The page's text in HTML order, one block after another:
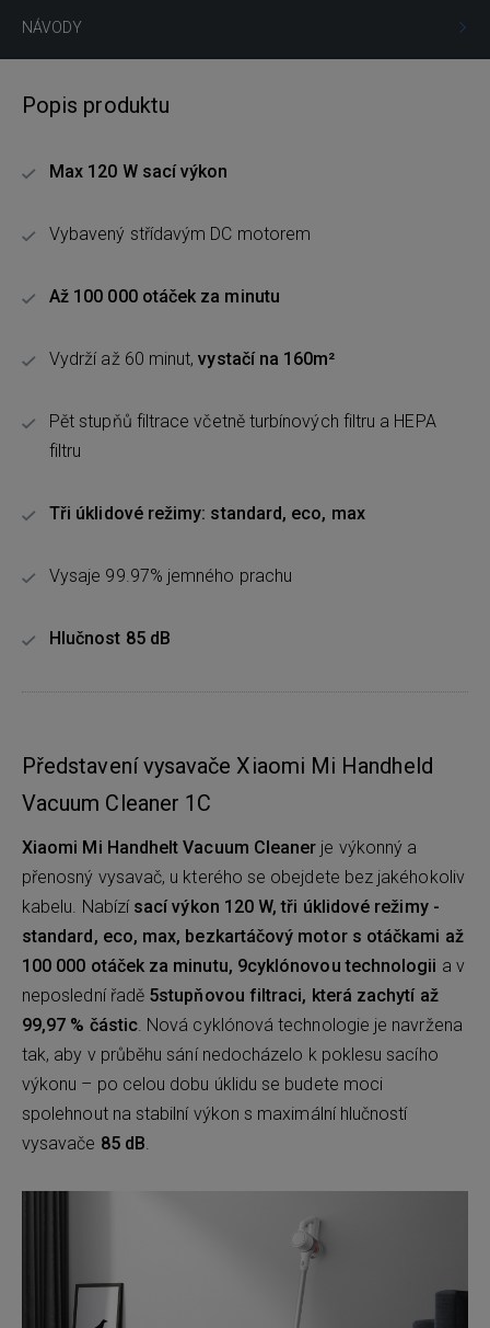
NÁVODY
Popis produktu
Max 120 W sací výkon
Vybavený střídavým DC motorem
Až 100 000 otáček za minutu
Vydrží až 60 minut,vystačí na 160m²
Pět stupňů filtrace včetně turbínových filtru a HEPA
filtru
Tři úklidové režimy: standard, eco, max
Vysaje 99.97% jemného prachu
Hlučnost 85 dB
Představení vysavače Xiaomi Mi Handheld
Vacuum Cleaner 1C
Xiaomi Mi Handhelt Vacuum Cleaner je výkonný a
přenosný vysavač, u kterého se obejdete bez jakéhokoliv
kabelu. Nabízísací výkon 120 W, tři úklidové režimy -
standard, eco, max, bezkartáčový motor s otáčkami až
100 000 otáček za minutu, 9cyklónovou technologii a v
neposlední řadě 5stupňovou filtraci, která zachytí až
99,97 % částic. Nová cyklónová technologie je navržena
tak, aby v průběhu sání nedocházelo k poklesu sacího
výkonu – po celou dobu úklidu se budete moci
spolehnout na stabilní výkon s maximální hlučností
vysavače 85 dB.